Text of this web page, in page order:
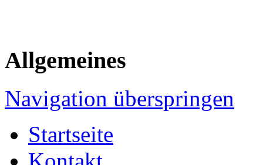
Allgemeines
Navigation überspringen
Startseite